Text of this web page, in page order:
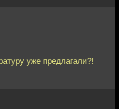
уже предлагали?!